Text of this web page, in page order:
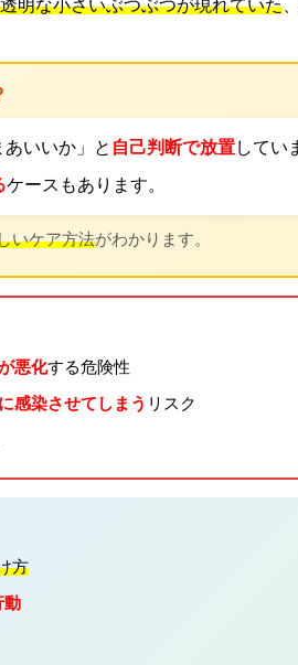
明な小さいぶつぶつが現れていた
いいか」と 自己判断で放置してい
ケースもあります。
いケア方法がわかります。
悪化する危険性
感染させてしまう リスク
方
動